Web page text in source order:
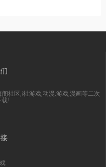
社区,i社游戏,动漫,游戏,漫画等二次
!